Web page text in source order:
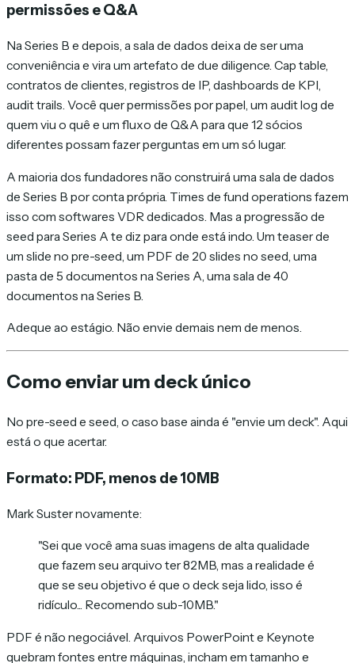
permissões e Q&A
Na Series B e depois, a sala de dados deixa de ser uma
conveniência e vira um artefato de due diligence. Cap table,
contratos de clientes, registros de IP, dashboards de KPI,
audit trails. Você quer permissões por papel, um audit log de
quem viu o quê e um fluxo de Q&A para que 12 sócios
diferentes possam fazer perguntas em um só lugar.
A maioria dos fundadores não construirá uma sala de dados
de Series B por conta própria. Times de fund operations fazem
isso com softwares VDR dedicados. Mas a progressão de
seed para Series A te diz para onde está indo. Um teaser de
um slide no pre-seed, um PDF de 20 slides no seed, uma
pasta de 5 documentos na Series A, uma sala de 40
documentos na Series B.
Adeque ao estágio. Não envie demais nem de menos.
Como enviar um deck único
No pre-seed e seed, o caso base ainda é "envie um deck". Aqui
está o que acertar.
Formato: PDF, menos de 10MB
Mark Suster novamente:
"Sei que você ama suas imagens de alta qualidade
que fazem seu arquivo ter 82MB, mas a realidade é
que se seu objetivo é que o deck seja lido, isso é
ridículo... Recomendo sub-10MB."
PDF é não negociável. Arquivos PowerPoint e Keynote
quebram fontes entre máquinas, incham em tamanho e